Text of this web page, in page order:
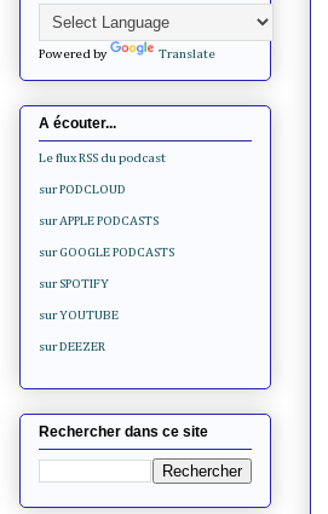
Powered by Translate
A écouter...
Le flux RSS du podcast
sur PODCLOUD
sur APPLE PODCASTS
sur GOOGLE PODCASTS
sur SPOTIFY
sur YOUTUBE
sur DEEZER
Rechercher dans ce site